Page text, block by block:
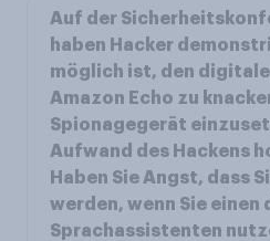
Auf der
haben Hacker
möglich ist, den
Amazon Echo zu
Spionagegerät
Aufwand des Hackens
Haben Sie Angst, dass
werden, wenn Sie einen
Sprachassistenten